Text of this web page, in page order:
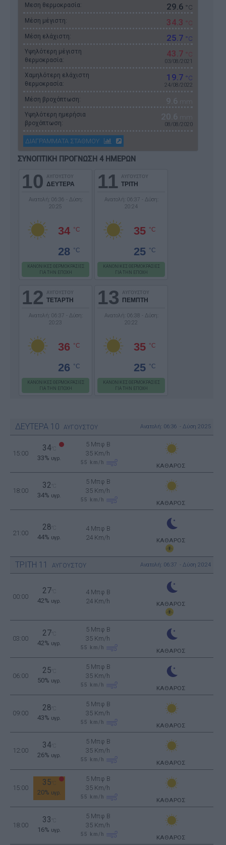
Μεση θερμοκρασία: 29.6 °C
Μέση μέγιστη: 34.3 °C
Μέση ελάχιστη: 25.7 °C
Υψηλότερη μέγιστη
θερμοκρασία:
43.7 °C
03/08/2021
Χαμηλότερη ελάχιστη
θερμοκρασία:
19.7 °C
24/08/2022
Μέση βροχόπτωση: 9.6 mm
Υψηλότερη ημερήσια
βροχόπτωση:
20.6 mm
08/08/2020
ΔΙΑΓΡΑΜΜΑΤΑ ΣΤΑΘΜΟΥ
ΣΥΝΟΠΤΙΚΗ ΠΡΟΓΝΩΣΗ 4 ΗΜΕΡΩΝ
10 ΑΥΓΟΥΣΤΟΥ
ΔΕΥΤΕΡΑ
Ανατολή: 06:36 - Δύση:
20:25
34 °C
28 °C
ΚΑΝΟΝΙΚΕΣ ΘΕΡΜΟΚΡΑΣΙΕΣ
ΓΙΑ ΤΗΝ ΕΠΟΧΗ
11 ΑΥΓΟΥΣΤΟΥ
ΤΡΙΤΗ
Ανατολή: 06:37 - Δύση:
20:24
35 °C
25 °C
ΚΑΝΟΝΙΚΕΣ ΘΕΡΜΟΚΡΑΣΙΕΣ
ΓΙΑ ΤΗΝ ΕΠΟΧΗ
12 ΑΥΓΟΥΣΤΟΥ
ΤΕΤΑΡΤΗ
Ανατολή: 06:37 - Δύση:
20:23
36 °C
26 °C
ΚΑΝΟΝΙΚΕΣ ΘΕΡΜΟΚΡΑΣΙΕΣ
ΓΙΑ ΤΗΝ ΕΠΟΧΗ
13 ΑΥΓΟΥΣΤΟΥ
ΠΕΜΠΤΗ
Ανατολή: 06:38 - Δύση:
20:22
35 °C
25 °C
ΚΑΝΟΝΙΚΕΣ ΘΕΡΜΟΚΡΑΣΙΕΣ
ΓΙΑ ΤΗΝ ΕΠΟΧΗ
ΔΕΥΤΕΡΑ 10 ΑΥΓΟΥΣΤΟΥ Ανατολή: 06:36 - Δύση 20:25
15:00
34°C
33% υγρ.
5 Μπφ B
35 Km/h
55 km/h ΚΑΘΑΡΟΣ
18:00
32
34% υγρ.
5 Μπφ B
35 Km/h
55 km/h ΚΑΘΑΡΟΣ
21:00
28
44% υγρ.
4 Μπφ B
24 Km/h
ΚΑΘΑΡΟΣ
ΤΡΙΤΗ 11 ΑΥΓΟΥΣΤΟΥ Ανατολή: 06:37 - Δύση 20:24
00:00
27
42% υγρ.
4 Μπφ B
24 Km/h
ΚΑΘΑΡΟΣ
03:00
27
42% υγρ.
5 Μπφ B
35 Km/h
55 km/h ΚΑΘΑΡΟΣ
06:00
25
50% υγρ.
5 Μπφ B
35 Km/h
55 km/h ΚΑΘΑΡΟΣ
09:00
28
43% υγρ.
5 Μπφ B
35 Km/h
55 km/h ΚΑΘΑΡΟΣ
12:00
34°C
26% υγρ.
5 Μπφ B
35 Km/h
55 km/h ΚΑΘΑΡΟΣ
15:00
35
20% υγρ.
5 Μπφ B
35 Km/h
55 km/h ΚΑΘΑΡΟΣ
18:00
33
16% υγρ.
5 Μπφ B
35 Km/h
55 km/h ΚΑΘΑΡΟΣ